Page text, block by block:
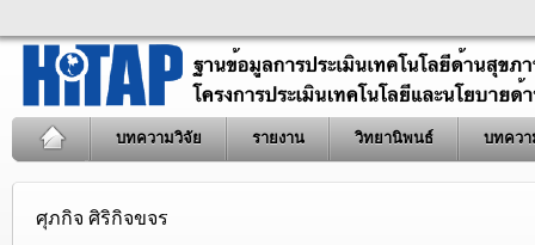
บทความวิจัย รายงาน วิทยานิพนธ์ บทควา
ศุภกิจ ศิริกิจขจร